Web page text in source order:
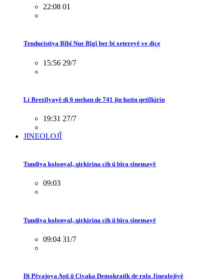
22:08 01
Tenduristiya Bîbî Nur Rîgî ber bi xetereyê ve diçe
15:56 29/7
Li Brezîlyayê di 6 mehan de 741 jin hatin qetilkirin
19:31 27/7
JINEOLOJÎ
Tundiya kolonyal, qirkirina cih û bîra sînemayê
09:03
Tundiya kolonyal, qirkirina cih û bîra sînemayê
09:04 31/7
Di Pêvajoya Aştî û Civaka Demokratîk de rola Jineolojiyê